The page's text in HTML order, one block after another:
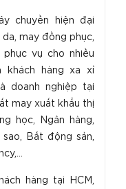
chuyền hiện đại
may đồng phục,
vụ cho nhiều
khách hàng xa xỉ
doanh nghiệp tại
may xuất khẩu thị
học, Ngân hàng,
Bất động sản,
hàng tại HCM,